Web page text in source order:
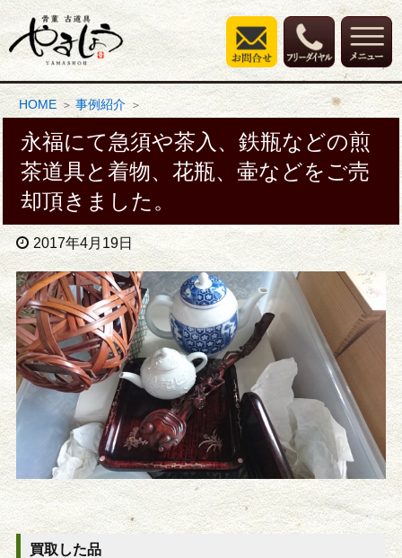
HOME 事例紹介
永福にて急須や茶入、鉄瓶などの煎
茶道具と着物、花瓶、壷などをご売
却頂きました。
2017年4月19日
買取した品